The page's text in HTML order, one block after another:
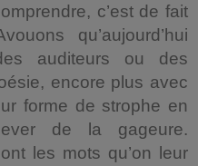
c’est de fait
qu’aujourd’hui
auditeurs ou des
encore plus avec
forme de strophe en
de la gageure.
les mots qu’on leur